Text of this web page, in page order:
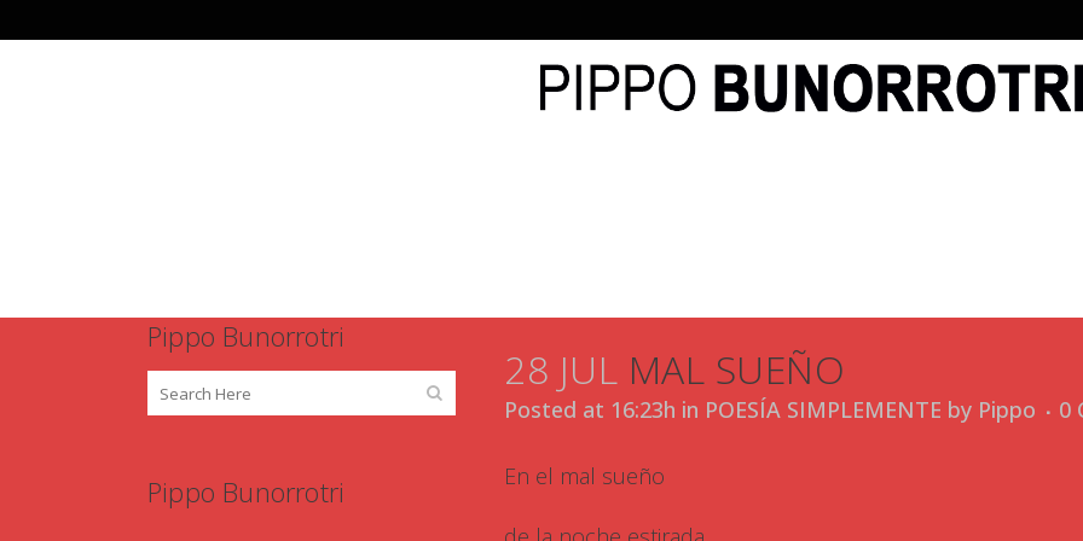
Pippo Bunorrotri
Pippo Bunorrotri
28 JUL MAL SUEÑO
Posted at 16:23h in POESÍA SIMPLEMENTE by Pippo 0
En el mal sueño